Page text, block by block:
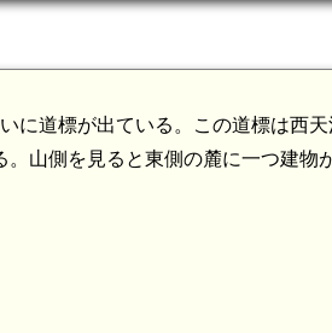
に道標が出ている。この道標は西
山側を見ると東側の麓に一つ建物